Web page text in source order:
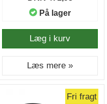
På lager
Læg i kurv
Læs mere »
Fri fragt